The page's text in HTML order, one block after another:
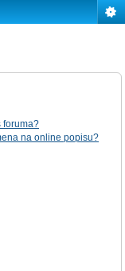
foruma?
na online popisu?